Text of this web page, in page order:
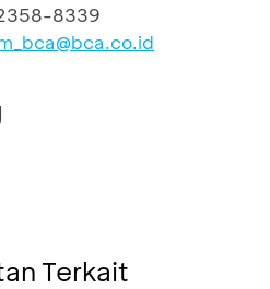
8339
Terkait